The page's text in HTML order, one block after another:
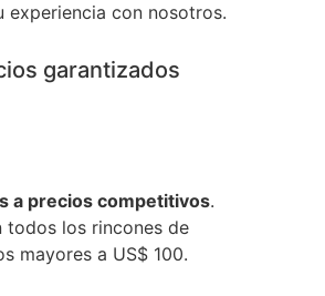
experiencia con nosotros.
garantizados
a precios competitivos.
todos los rincones de
mayores a US$ 100.